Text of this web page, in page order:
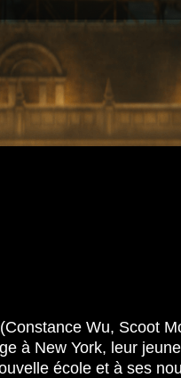
Wu, Scoot
à New York, leur
école et à ses